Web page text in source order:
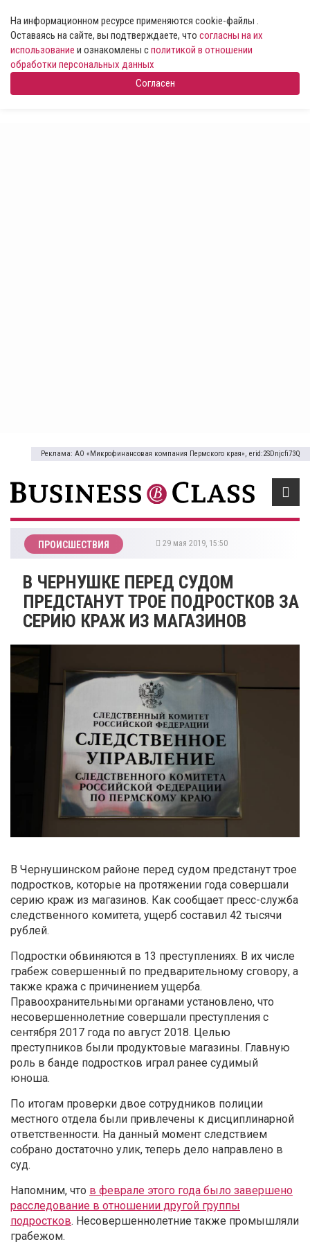
На информационном ресурсе применяются cookie-файлы .
Оставаясь на сайте, вы подтверждаете, что согласны на их
использование и ознакомлены сполитикой в отношении
обработки персональных данных
Согласен
Реклама: АО «Микрофинансовая компания Пермского края», erid:2SDnjcfi73Q
ПРОИСШЕСТВИЯ 29 мая 2019, 15:50
В ЧЕРНУШКЕ ПЕРЕД СУДОМ
ПРЕДСТАНУТ ТРОЕ ПОДРОСТКОВ ЗА
СЕРИЮ КРАЖ ИЗ МАГАЗИНОВ
В Чернушинском районе перед судом предстанут трое
подростков, которые на протяжении года совершали
серию краж из магазинов. Как сообщает пресс-служба
следственного комитета, ущерб составил 42 тысячи
рублей.
Подростки обвиняются в 13 преступлениях. В их числе
грабеж совершенный по предварительному сговору, а
также кража с причинением ущерба.
Правоохранительными органами установлено, что
несовершеннолетние совершали преступления с
сентября 2017 года по август 2018. Целью
преступников были продуктовые магазины. Главную
роль в банде подростков играл ранее судимый
юноша.
По итогам проверки двое сотрудников полиции
местного отдела были привлечены к дисциплинарной
ответственности. На данный момент следствием
собрано достаточно улик, теперь дело направлено в
суд.
Напомним, что в феврале этого года было завершено
расследование в отношении другой группы
подростков. Несовершеннолетние также промышляли
грабежом.